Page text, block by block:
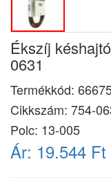
Ékszíj
0631
Termékkód:
Cikkszám: 754-
Polc: 13-005
Ár: 19.544 Ft